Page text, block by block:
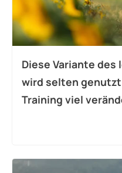
Diese Variante des
wird selten
Training viel